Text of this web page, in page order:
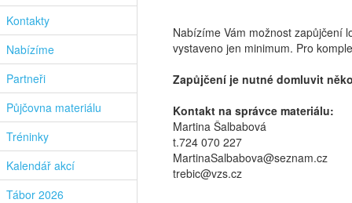
Kontakty
Nabízíme
Partneři
Půjčovna materiálu
Tréninky
Kalendář akcí
Tábor 2026
Nabízíme Vám možnost zapůjčení
vystaveno jen minimum. Pro
Zapůjčení je nutné domluvit
Kontakt na správce materiálu:
Martina Šalbabová
t.724 070 227
MartinaSalbabova@seznam.cz
trebic@vzs.cz